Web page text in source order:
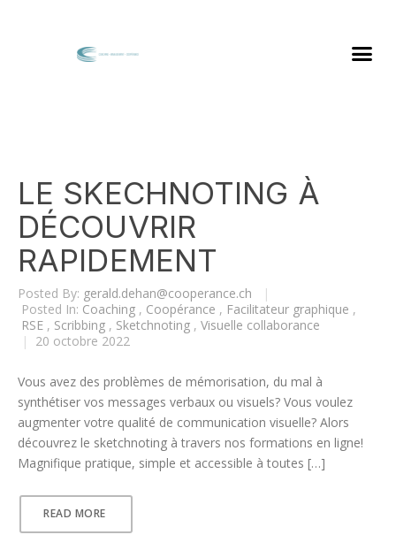
LE SKECHNOTING À
DÉCOUVRIR
RAPIDEMENT
Posted By: gerald.dehan@cooperance.ch
|
Posted In: Coaching , Coopérance , Facilitateur graphique ,
RSE , Scribbing , Sketchnoting , Visuelle collaborance
|
20 octobre 2022
Vous avez des problèmes de mémorisation, du mal à
synthétiser vos messages verbaux ou visuels? Vous voulez
augmenter votre qualité de communication visuelle? Alors
découvrez le sketchnoting à travers nos formations en ligne!
Magnifique pratique, simple et accessible à toutes […]
READ MORE